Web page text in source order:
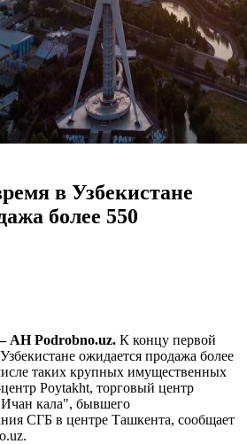
в Узбекистане
более 550
АН Podrobno.uz. К концу первой
ожидается продажа более
таких крупных имущественных
Poytakht, торговый центр
кала", бывшего
СГБ в центре Ташкента, сообщает